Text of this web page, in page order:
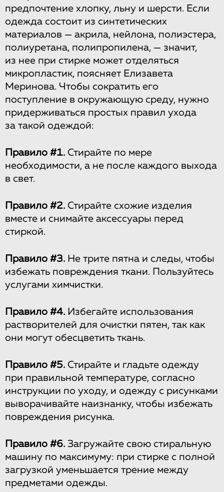
предпочтение хлопку, льну и шерсти. Если
одежда состоит из синтетических
материалов — акрила, нейлона, полиэстера,
полиуретана, полипропилена, — значит,
из нее при стирке может отделяться
микропластик, поясняет Елизавета
Меринова. Чтобы сократить его
поступление в окружающую среду, нужно
придерживаться простых правил ухода
за такой одеждой:
Правило #1. Стирайте по мере
необходимости, а не после каждого выхода
в свет.
Правило #2. Стирайте схожие изделия
вместе и снимайте аксессуары перед
стиркой.
Правило #3. Не трите пятна и следы, чтобы
избежать повреждения ткани. Пользуйтесь
услугами химчистки.
Правило #4. Избегайте использования
растворителей для очистки пятен, так как
они могут обесцветить ткань.
Правило #5. Стирайте и гладьте одежду
при правильной температуре, согласно
инструкции по уходу, и одежду с рисунками
выворачивайте наизнанку, чтобы избежать
повреждения рисунка.
Правило #6. Загружайте свою стиральную
машину по максимуму: при стирке с полной
загрузкой уменьшается трение между
предметами одежды.